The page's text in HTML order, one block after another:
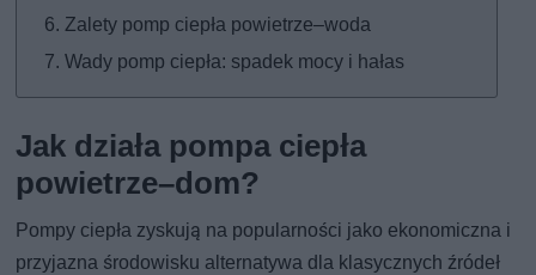
Zalety pomp ciepła powietrze–woda
Wady pomp ciepła: spadek mocy i hałas
Jak działa pompa ciepła
powietrze–dom?
Pompy ciepła zyskują na popularności jako ekonomiczna i
przyjazna środowisku alternatywa dla klasycznych źródeł